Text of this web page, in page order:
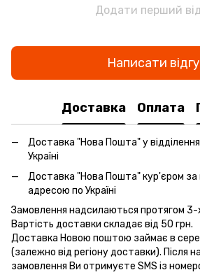
Додати перший
Написати
Доставка Оплата
Доставка "Нова Пошта" у
Україні
Доставка "Нова Пошта" кур'єром
адресою по Україні
Замовлення надсилаються протягом 3-
Вартість доставки складає від 50 грн.
Доставка Новою поштою займає в
(залежно від регіону доставки). Після
замовлення Ви отримуєте SMS із